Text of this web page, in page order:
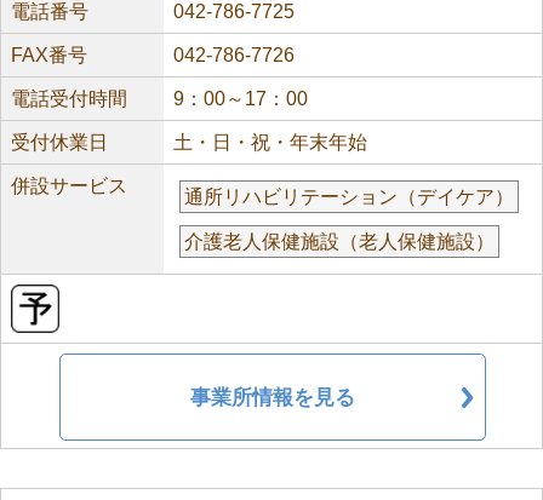
電話番号 042-786-7725
FAX番号 042-786-7726
電話受付時間 9：00～17：00
受付休業日 土・日・祝・年末年始
併設サービス
通所リハビリテーション（デイケア）
介護老人保健施設（老人保健施設）
事業所情報を見る